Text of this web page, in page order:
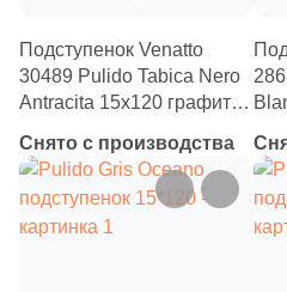
Подступенок Venatto
30489 Pulido Tabica Nero
Antracita 15x120 графит
камень
Снято с производства